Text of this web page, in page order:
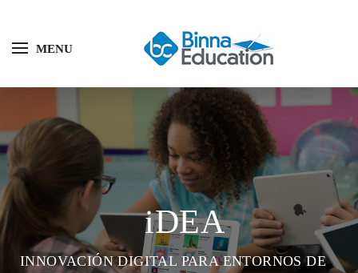
MENU
iDEA
INNOVACIÓN DIGITAL PARA ENTORNOS DE